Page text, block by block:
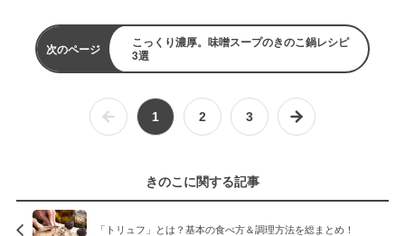
次のページ
こっくり濃厚。味噌スープのきのこ鍋レシピ
3選
1 2 3
きのこに関する記事
「トリュフ」とは？基本の食べ方＆調理方法を総まとめ！